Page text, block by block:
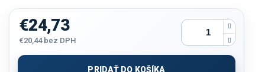
€24,73
€20,44 bez DPH
cena:
PRIDAŤ DO KOŠÍKA